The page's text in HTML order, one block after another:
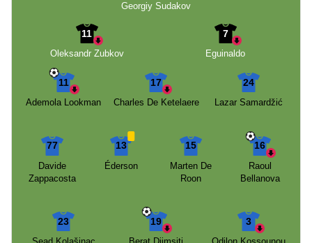
Georgiy Sudakov
11
Oleksandr Zubkov
7
Eguinaldo
11
Ademola Lookman
17
Charles De Ketelaere
24
Lazar Samardžić
77
Davide
Zappacosta
13
Éderson
15
Marten De
Roon
16
Raoul
Bellanova
23
19
3